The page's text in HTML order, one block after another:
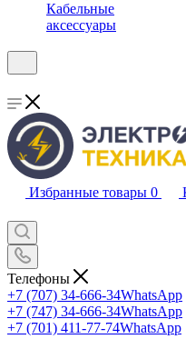
Кабельные
аксессуары
Избранные товары 0
Телефоны
+7 (707) 34-666-34WhatsApp
+7 (747) 34-666-34WhatsApp
+7 (701) 411-77-74WhatsApp